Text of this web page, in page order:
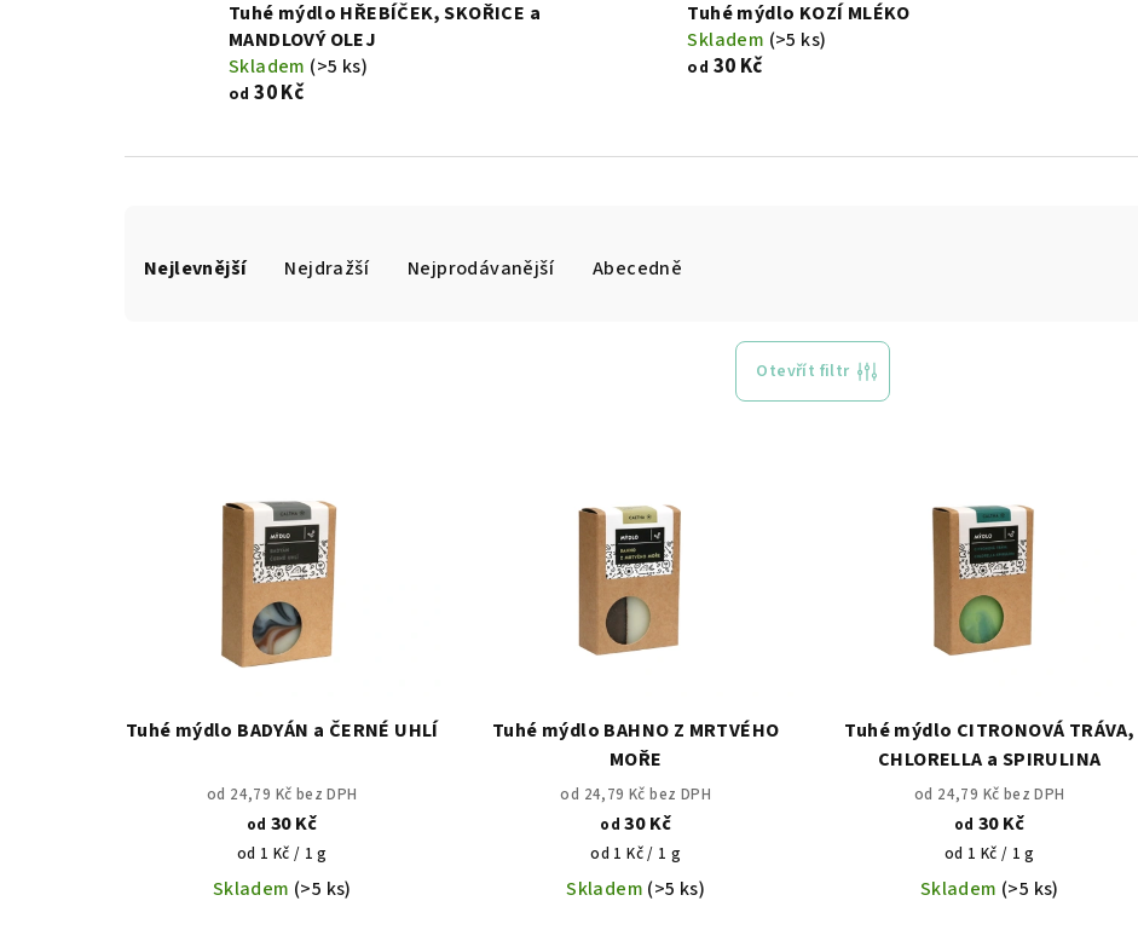
Tuhé mýdlo HŘEBÍČEK, SKOŘICE a
MANDLOVÝ OLEJ
Skladem (>5 ks)
od 30 Kč
Tuhé mýdlo KOZÍ MLÉKO
Skladem (>5 ks)
od 30 Kč
a
k
Nejlevnější Nejdražší Nejprodávanější Abecedně
Otevřít filtr
r
Tuhé mýdlo BADYÁN a ČERNÉ UHLÍ
od 24,79 Kč bez DPH
od 30 Kč
Měrná
cena:
od 1 Kč / 1 g
Skladem (>5 ks)
Tuhé mýdlo BAHNO Z MRTVÉHO
MOŘE
od 24,79 Kč bez DPH
od 30 Kč
Měrná
cena:
od 1 Kč / 1 g
Skladem (>5 ks)
Tuhé mýdlo CITRONOVÁ TRÁVA,
CHLORELLA a SPIRULINA
od 24,79 Kč bez DPH
od 30 Kč
Měrná
cena:
od 1 Kč / 1 g
Skladem (>5 ks)